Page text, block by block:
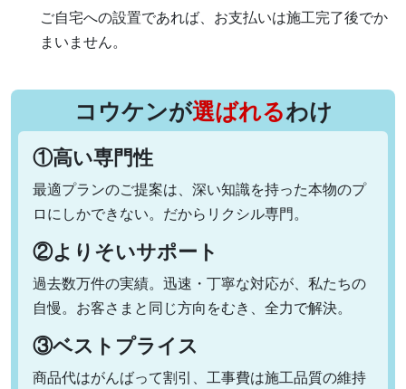
ご自宅への設置であれば、お支払いは施工完了後でか
まいません。
コウケンが選ばれるわけ
①高い専門性
最適プランのご提案は、深い知識を持った本物のプ
ロにしかできない。だからリクシル専門。
②よりそいサポート
過去数万件の実績。迅速・丁寧な対応が、私たちの
自慢。お客さまと同じ方向をむき、全力で解決。
③ベストプライス
商品代はがんばって割引、工事費は施工品質の維持